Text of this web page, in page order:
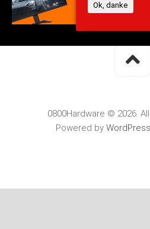
0800Hardware © 2026.
Powered by WordPress
Ok, danke